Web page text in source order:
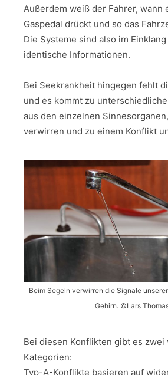
Außerdem weiß der Fahrer, wann
Gaspedal drückt und so das
Die Systeme sind also im
identische Informationen.
Bei Seekrankheit hingegen fehlt
und es kommt zu
aus den einzelnen
verwirren und zu einem Konflikt
Beim Segeln verwirren die Signale
Gehirn. ©Lars
Bei diesen Konflikten gibt es zwei
Kategorien:
Typ-A-Konflikte basieren auf